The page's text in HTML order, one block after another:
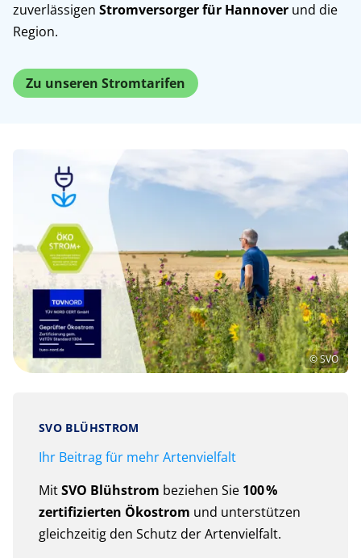
zuverlässigenStromversorger für Hannover und die
Region.
Zu unseren Stromtarifen
© SVO
SVO BLÜHSTROM
Ihr Beitrag für mehr Artenvielfalt
MitSVO Blühstrom beziehen Sie 100 %
zertifizierten Ökostrom und unterstützen
gleichzeitig den Schutz der Artenvielfalt.